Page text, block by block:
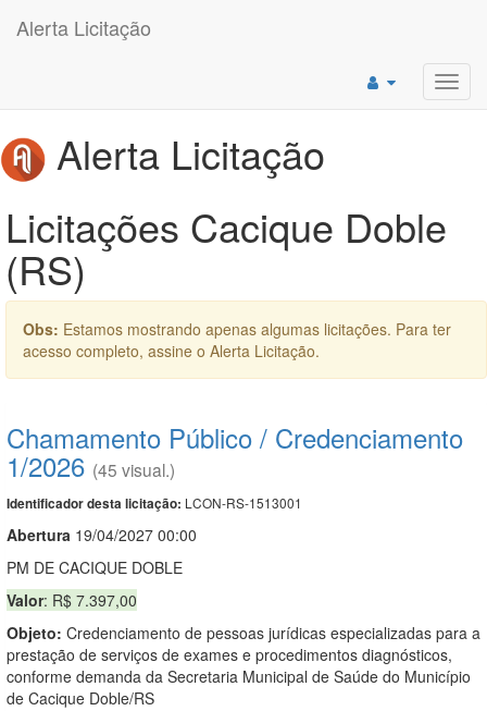
Alerta Licitação
Alerta Licitação
Licitações Cacique Doble
(RS)
Obs: Estamos mostrando apenas algumas licitações. Para ter
acesso completo, assine o Alerta Licitação.
Chamamento Público / Credenciamento
1/2026 (45 visual.)
Identificador desta licitação: LCON-RS-1513001
Abertura 19/04/2027 00:00
PM DE CACIQUE DOBLE
Valor: R$ 7.397,00
Objeto: Credenciamento de pessoas jurídicas especializadas para a
prestação de serviços de exames e procedimentos diagnósticos,
conforme demanda da Secretaria Municipal de Saúde do Município
de Cacique Doble/RS